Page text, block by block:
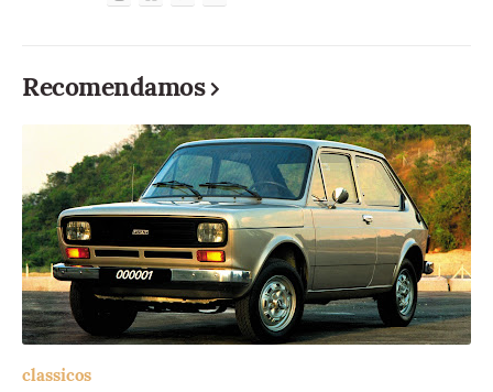
Recomendamos
classicos